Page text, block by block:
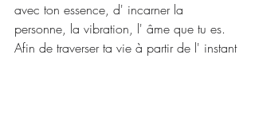
avec ton essence, d' incarner la
personne, la vibration, l' âme que tu es.
Afin de traverser ta vie à partir de l' instant